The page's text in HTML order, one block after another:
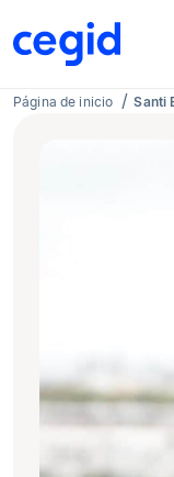
Página de inicio Santi